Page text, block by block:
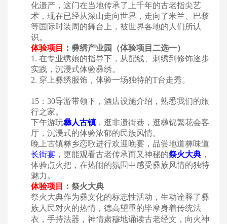
化遗产，这门在当地传承了上千年的古老指尖艺
术，现在已经从深山走向世界，走向了米兰、巴黎
等国际时装周的舞台上，被世界各地的人们所认
识。
体验项目： 彝绣产业园（体验项目二选一）
1. 在专业绣娘的指导下，从配线、刺绣到修饰逐步
实践，沉浸式体验彝绣。
2. 穿上彝绣服饰，体验一场独特的T台走秀。
15：30导游带领下，酒店设施介绍，熟悉我们的旅
行之家。
下午游玩彝人古镇 ，逛非遗街巷，逛彝锦繁花会客
厅，沉浸式的体验浓郁的民族风情。
晚上古镇彝乡恋歌进行欢迎晚宴，品尝地道彝味道
长街宴 ，更能观看古老传承而又神秘的祭火大典 ，
体验点火把，在热闹的氛围中感受彝族风情的独特
魅力。
体验项目： 祭火大典
祭火大典作为彝文化的标志性活动，生动诠释了彝
族人民对火的热情，德高望重的毕摩身着传统法
衣，手持法器，神情肃穆地诵读古老经文，向火神